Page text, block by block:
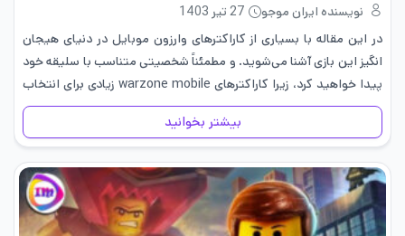
نویسنده ایران موجو
27 تیر 1403
در این مقاله با بسیاری از کاراکترهای وارزون موبایل در دنیای هیجان
انگیز این بازی آشنا می‌شوید. و مطمئناً شخصیتی متناسب با سلیقه خود
پیدا خواهید کرد، زیرا کاراکترهای warzone mobile زیادی برای انتخاب
وجود دارد. از سرباز ساده گرفته…
بیشتر بخوانید